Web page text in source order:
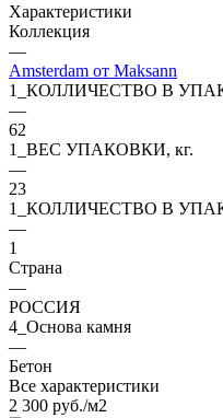
Характеристики
Коллекция
—
Amsterdam от Maksann
1_КОЛЛИЧЕСТВО В
—
62
1_ВЕС УПАКОВКИ, кг.
—
23
1_КОЛЛИЧЕСТВО В
—
1
Страна
—
РОССИЯ
4_Основа камня
—
Бетон
Все характеристики
2 300 руб./м2